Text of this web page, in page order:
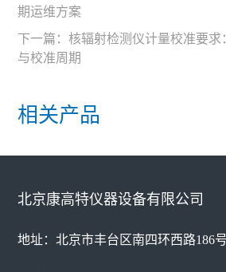
期运维方案
下一篇：核辐射检测仪计量校准要求
与校准周期
相关产品
北京康高特仪器设备有限公司
地址：北京市丰台区南四环西路186